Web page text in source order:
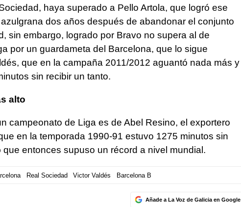
haya superado a Pello Artola, que logró ese
dos años después de abandonar el conjunto
sin embargo, logrado por Bravo no supera al de
por un guardameta del Barcelona, que lo sigue
que en la campaña 2011/2012 aguantó nada más y
sin recibir un tanto.
alto
campeonato de Liga es de Abel Resino, el exportero
en la temporada 1990-91 estuvo 1275 minutos sin
entonces supuso un récord a nivel mundial.
Real Sociedad Victor Valdés Barcelona B
Añade a La Voz de Galicia en Google